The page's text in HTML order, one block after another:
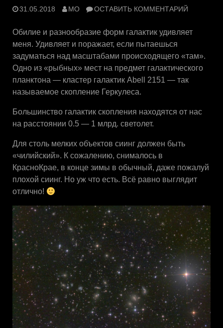
31.05.2018 MO ОСТАВИТЬ КОММЕНТАРИЙ
Обилие и разнообразие форм галактик удивляет
меня. Удивляет и поражает, если пытаешься
задуматься над масштабами происходящего «там».
Одно из «рыбных» мест на предмет галактического
планктона — кластер галактик Abell 2151 — так
называемое скопление Геркулеса.
Большинство галактик скопления находятся от нас
на расстоянии 0.5 — 1 млрд. светолет.
Для столь мелких объектов сиинг должен быть
«чилийский». К сожалению, снималось в
КрасноКрае, в конце зимы в обычный, даже пожалуй
плохой сиинг. Но уж что есть. Всё равно выглядит
отлично!